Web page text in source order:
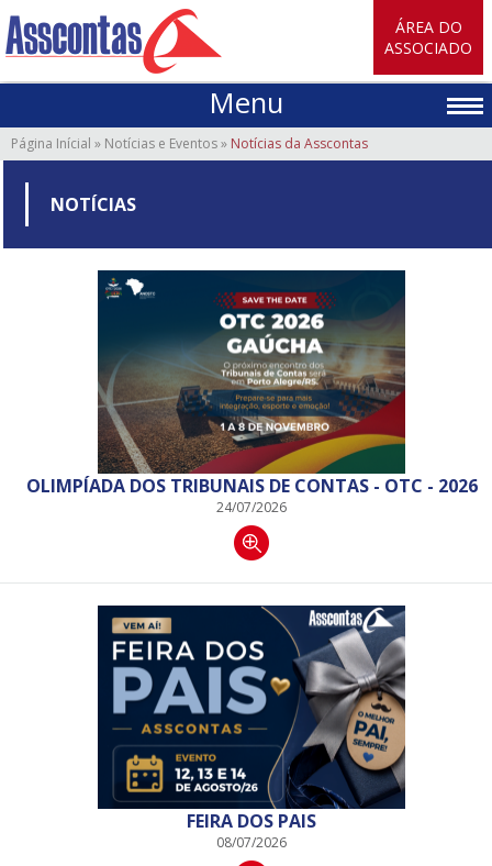
Menu
ÁREA DO
ASSOCIADO
Página Inícial » Notícias e Eventos» Notícias da Asscontas
NOTÍCIAS
OLIMPÍADA DOS TRIBUNAIS DE CONTAS - OTC - 2026
24/07/2026
FEIRA DOS PAIS
08/07/2026